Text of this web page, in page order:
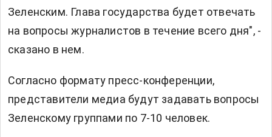
Зеленским. Глава государства будет отвечать
на вопросы журналистов в течение всего дня", -
сказано в нем.
Согласно формату пресс-конференции,
представители медиа будут задавать вопросы
Зеленскому группами по 7-10 человек.